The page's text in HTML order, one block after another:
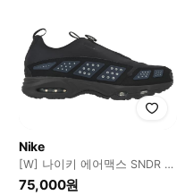
Nike
[W] 나이키 에어맥스 SNDR 블
랙 앤 실버 255
75,000원